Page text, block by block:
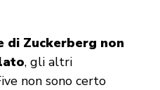
di Zuckerberg non
, gli altri
non sono certo